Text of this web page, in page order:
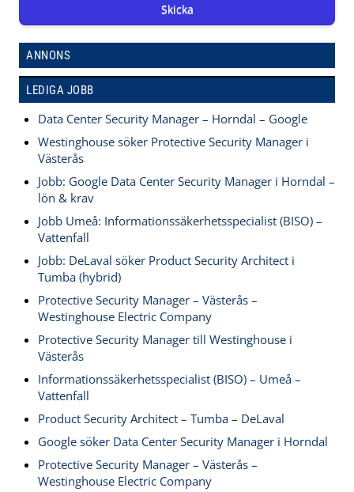
Skicka
ANNONS
LEDIGA JOBB
Data Center Security Manager – Horndal – Google
Westinghouse söker Protective Security Manager i
Västerås
Jobb: Google Data Center Security Manager i Horndal –
lön & krav
Jobb Umeå: Informationssäkerhetsspecialist (BISO) –
Vattenfall
Jobb: DeLaval söker Product Security Architect i
Tumba (hybrid)
Protective Security Manager – Västerås –
Westinghouse Electric Company
Protective Security Manager till Westinghouse i
Västerås
Informationssäkerhetsspecialist (BISO) – Umeå –
Vattenfall
Product Security Architect – Tumba – DeLaval
Google söker Data Center Security Manager i Horndal
Protective Security Manager – Västerås –
Westinghouse Electric Company